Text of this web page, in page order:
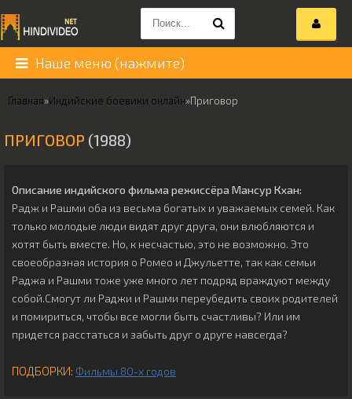
Наше меню (нажмите)
Главная»Индийские боевики онлайн»Приговор
ПРИГОВОР (1988)
Описание индийского фильма режиссёра Мансур Кхан:
Радж и Рашми оба из весьма богатых и уважаемых семей. Как
только молодые люди видят друг друга, они влюбляются и
хотят быть вместе. Но, к несчастью, это не возможно. Это
своеобразная история о Ромео и Джульетте, так как семьи
Раджа и Рашми тоже уже много лет подряд враждуют между
собой.Смогут ли Раджи и Рашми переубедить своих родителей
и помириться, чтобы все могли быть счастливы? Или им
придется расстаться и забыть друг о друге навсегда?
ПОДБОРКИ: Фильмы 80-х годов